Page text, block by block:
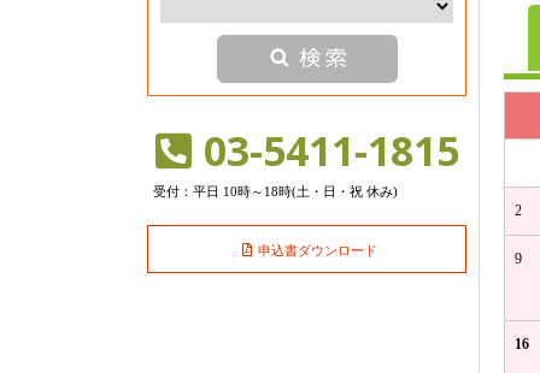
03-5411-1815
受付：平日 10時～18時(土・日・祝 休み)
申込書ダウンロード
2
9
16